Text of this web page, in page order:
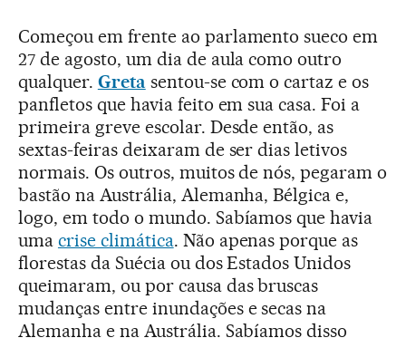
Começou em frente ao parlamento sueco em
27 de agosto, um dia de aula como outro
qualquer. Greta sentou-se com o cartaz e os
panfletos que havia feito em sua casa. Foi a
primeira greve escolar. Desde então, as
sextas-feiras deixaram de ser dias letivos
normais. Os outros, muitos de nós, pegaram o
bastão na Austrália, Alemanha, Bélgica e,
logo, em todo o mundo. Sabíamos que havia
uma crise climática. Não apenas porque as
florestas da Suécia ou dos Estados Unidos
queimaram, ou por causa das bruscas
mudanças entre inundações e secas na
Alemanha e na Austrália. Sabíamos disso